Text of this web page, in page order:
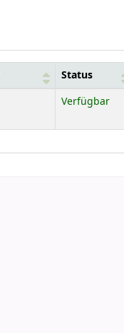
Status
Verfügbar